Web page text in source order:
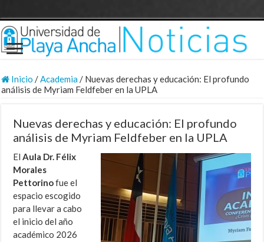
Inicio /Academia/ Nuevas derechas y educación: El profundo
análisis de Myriam Feldfeber en la UPLA
Nuevas derechas y educación: El profundo
análisis de Myriam Feldfeber en la UPLA
ElAula Dr. Félix
Morales
Pettorinofue el
espacio escogido
para llevar a cabo
el inicio del año
académico 2026